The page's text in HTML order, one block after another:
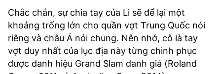
CỐNG HIẾN
BÙI XUÂN PHÁI
TIỆN ÍCH
Chắc chắn, sự chia tay của Li sẽ để lại một
khoảng trống lớn cho quần vợt Trung Quốc nói
riêng và châu Á nói chung. Nên nhớ, cô là tay
vợt duy nhất của lục địa này từng chinh phục
được danh hiệu Grand Slam danh giá (Roland